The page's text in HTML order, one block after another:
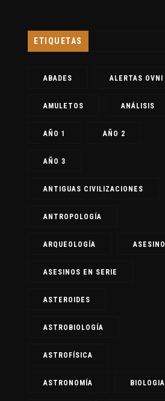
ETIQUETAS
ABADES ALERTAS OVNI
AMULETOS ANÁLISIS
AÑO 1 AÑO 2
AÑO 3
ANTIGUAS CIVILIZACIONES
ANTROPOLOGÍA
ARQUEOLOGÍA ASESINO
ASESINOS EN SERIE
ASTEROIDES
ASTROBIOLOGÍA
ASTROFÍSICA
ASTRONOMÍA BIOLOGIA